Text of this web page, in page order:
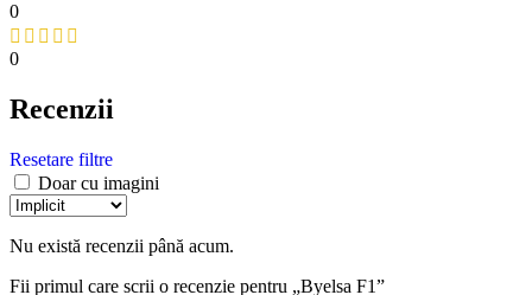
0
0
Recenzii
Resetare filtre
Doar cu imagini
Nu există recenzii până acum.
Fii primul care scrii o recenzie pentru „Byelsa F1”